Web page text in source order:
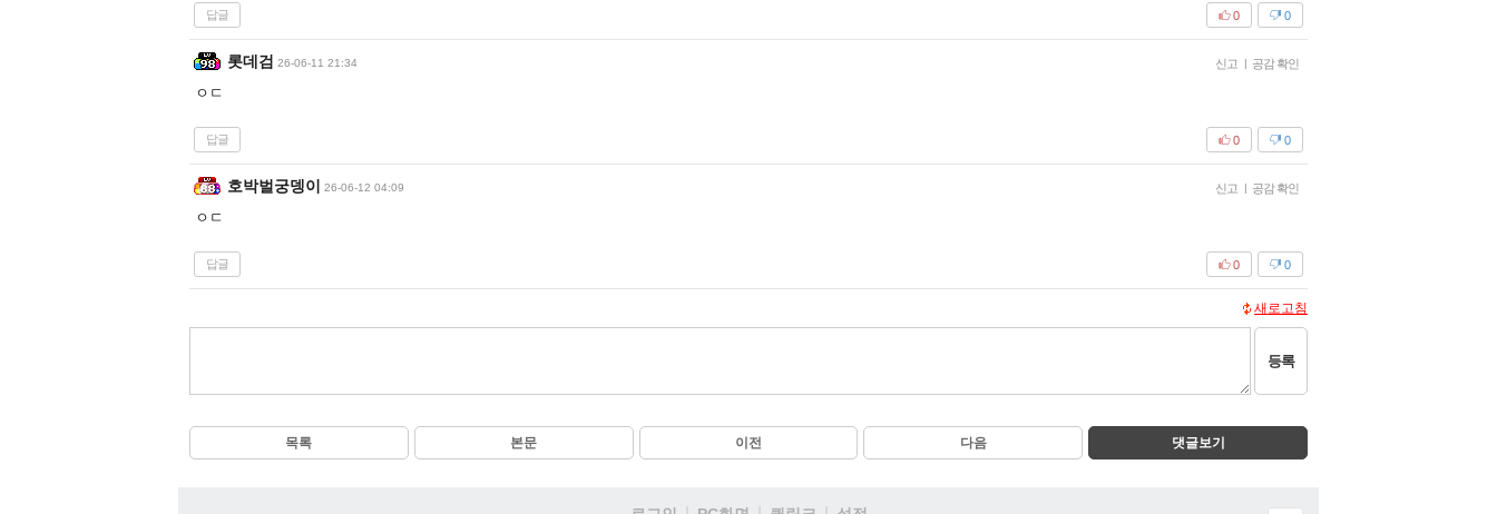
답글 0
0
롯데검 26-06-11 21:34 신고 | 공감 확인
ㅇㄷ
답글 0
0
호박벌궁뎅이 26-06-12 04:09 신고 | 공감 확인
ㅇㄷ
답글 0
0
새로고침
등록
목록 본문 이전 다음 댓글보기